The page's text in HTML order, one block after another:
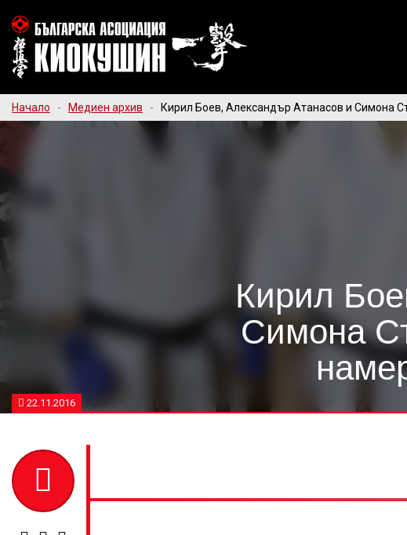
Начало - Медиен архив - Кирил Боев, Александър Атанасов и Симона
Кирил
Симона
22.11.2016